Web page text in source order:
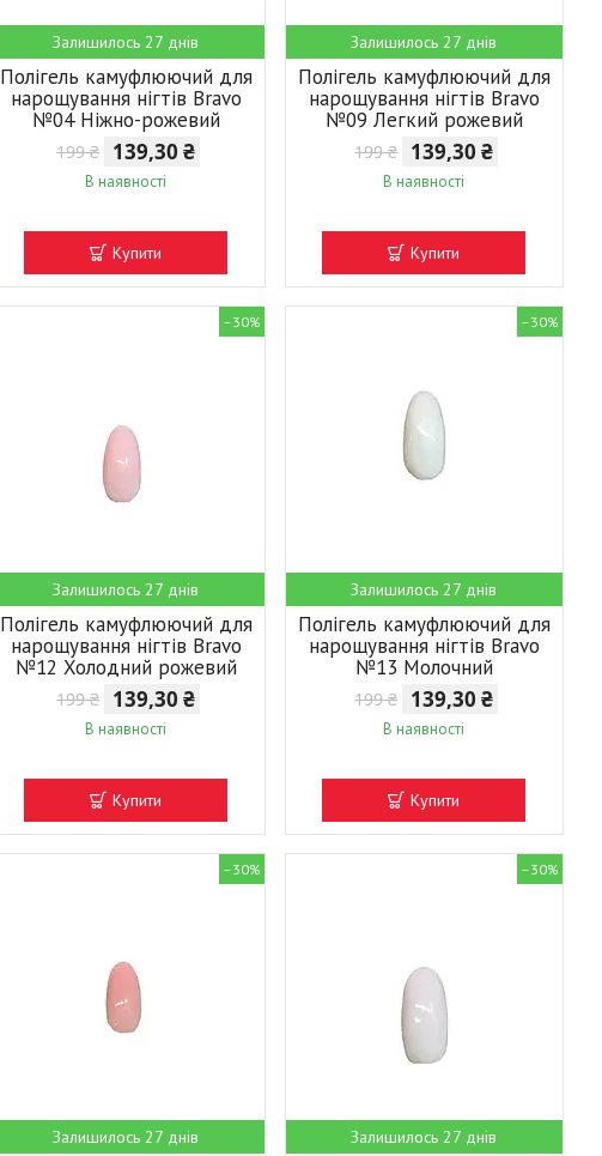
Залишилось 27 днів
Полігель камуфлюючий для
нарощування нігтів Bravo
№04 Ніжно-рожевий
199 ₴ 139,30 ₴
В наявності
Купити
Залишилось 27 днів
Полігель камуфлюючий для
нарощування нігтів Bravo
№09 Легкий рожевий
199 ₴ 139,30 ₴
В наявності
Купити
–30%
Залишилось 27 днів
Полігель камуфлюючий для
нарощування нігтів Bravo
№12 Холодний рожевий
199 ₴ 139,30 ₴
В наявності
Купити
–30%
Залишилось 27 днів
Полігель камуфлюючий для
нарощування нігтів Bravo
№13 Молочний
199 ₴ 139,30 ₴
В наявності
Купити
–30%
Залишилось 27 днів
–30%
Залишилось 27 днів